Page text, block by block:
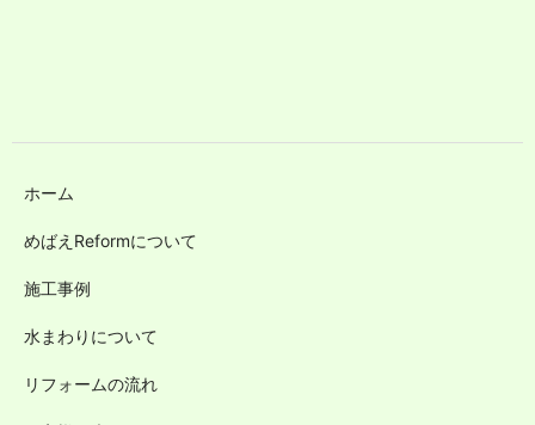
ホーム
めばえReformについて
施工事例
水まわりについて
リフォームの流れ